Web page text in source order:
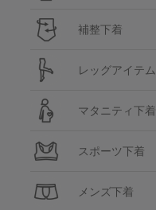
補整下着
レッグアイテム
マタニティ下着
スポーツ下着
メンズ下着